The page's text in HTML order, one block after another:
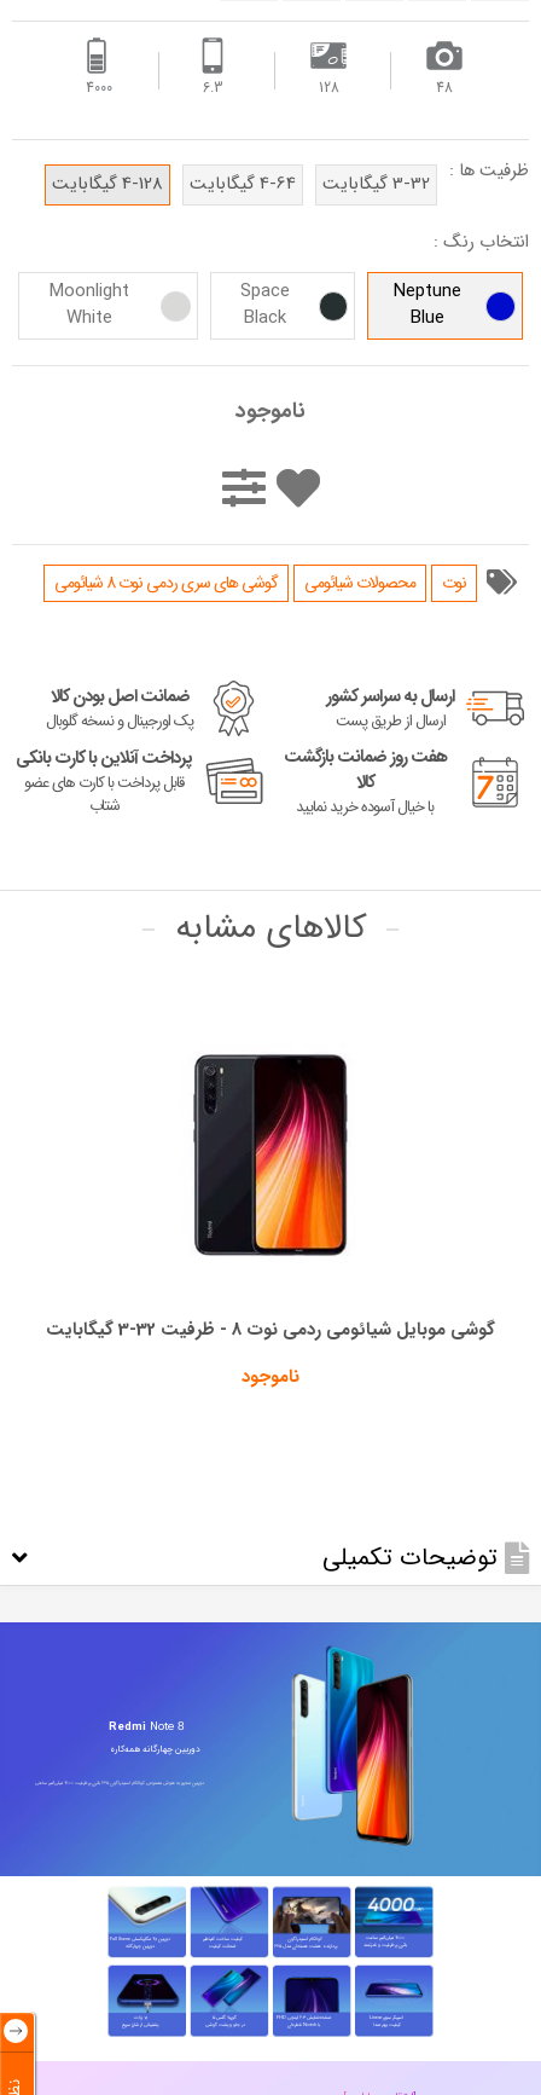
48
128
6.3
4000 ‌
ظرفیت ها : 3-32 گیگابایت 4-64 گیگابایت 4-128 گیگابایت
انتخاب رنگ :
Neptune
Blue
Space
Black
Moonlight
White
ناموجود
نوت محصولات شیائومی گوشی های سری ردمی نوت 8 شیائومی
ارسال به سراسر کشور
ارسال از طریق پست
ضمانت اصل بودن کالا
پک اورجینال و نسخه گلوبال
هفت روز ضمانت بازگشت
کالا
با خیال آسوده خرید نمایید
پرداخت آنلاین با کارت بانکی
قابل پرداخت با کارت های عضو
شتاب
کالاهای مشابه
گوشی موبایل شیائومی ردمی نوت 8 - ظرفیت 32-3 گیگابایت
ناموجود
توضیحات تکمیلی
Redmi Note 8
دوربین چهارگانه همه‌کاره
دوربین مجهز به هوش مصنوعی کوالکام اسنپدراگون 665 باتری پرظرفیت 4000 میلی‌آمپر ساعتی
4000 میلی‌آمپر ساعت
باتری پرظرفیت و قدرتمند
کوالکام اسنپدراگون
پردازنده  هشت هسته‌ای مدل 665
ضمانت کیفیت
دوربین 48 مگاپیکسلی Full Scene
دوربین چهارگانه
پشتیبانی از شارژ سریع
گوریلا گلس 5
در جلو و پشت گوشی
صفحه‌نمایش 6.3 اینچی FHD
با Notch قطره‌ای
اسپیکر سوپر Linear
کیفیت بهتر صدا